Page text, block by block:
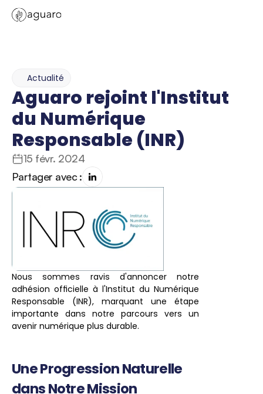
Actualité
Aguaro rejoint l'Institut
du Numérique
Responsable (INR)
15 févr. 2024
Partager avec :
Nous sommes ravis d'annoncer notre
adhésion officielle à l'Institut du Numérique
Responsable (INR), marquant une étape
importante dans notre parcours vers un
avenir numérique plus durable.
Une Progression Naturelle
dans Notre Mission